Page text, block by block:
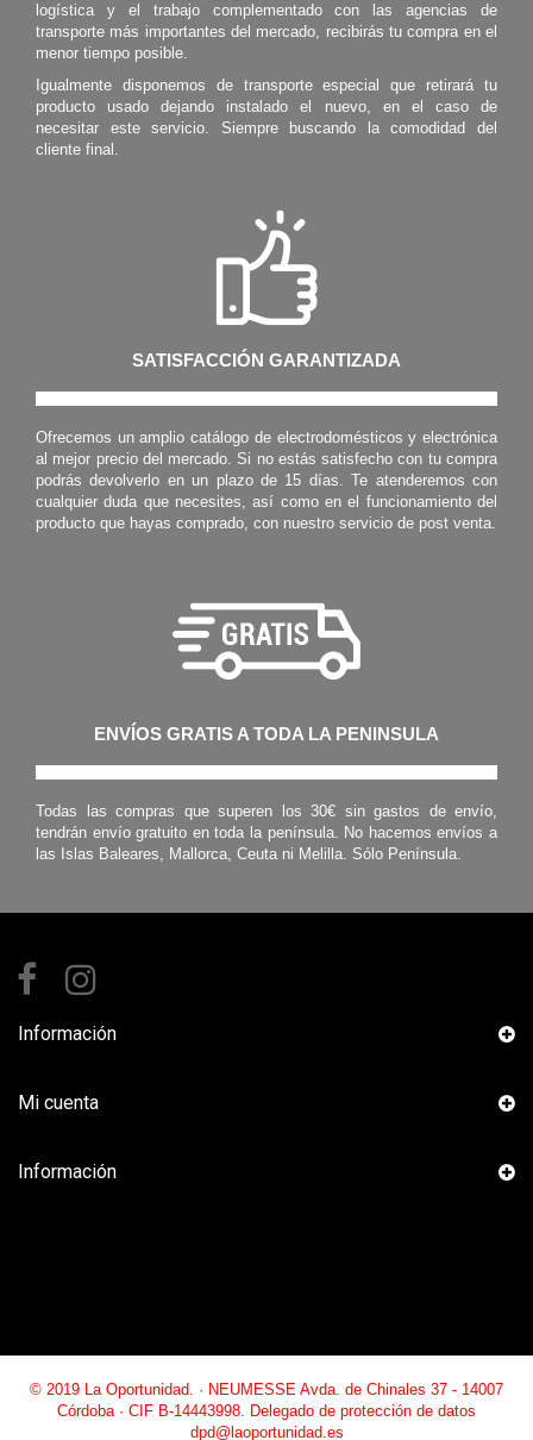
logística y el trabajo complementado con las agencias de
transporte más importantes del mercado, recibirás tu compra en el
menor tiempo posible.
Igualmente disponemos de transporte especial que retirará tu
producto usado dejando instalado el nuevo, en el caso de
necesitar este servicio. Siempre buscando la comodidad del
cliente final.
SATISFACCIÓN GARANTIZADA
Ofrecemos un amplio catálogo de electrodomésticos y electrónica
al mejor precio del mercado. Si no estás satisfecho con tu compra
podrás devolverlo en un plazo de 15 días. Te atenderemos con
cualquier duda que necesites, así como en el funcionamiento del
producto que hayas comprado, con nuestro servicio de post venta.
ENVÍOS GRATIS A TODA LA PENINSULA
Todas las compras que superen los 30€ sin gastos de envío,
tendrán envío gratuito en toda la península. No hacemos envíos a
las Islas Baleares, Mallorca, Ceuta ni Melilla. Sólo Península.
Información
Mi cuenta
Información
© 2019 La Oportunidad. · NEUMESSE Avda. de Chinales 37 - 14007
Córdoba · CIF B-14443998. Delegado de protección de datos
dpd@laoportunidad.es